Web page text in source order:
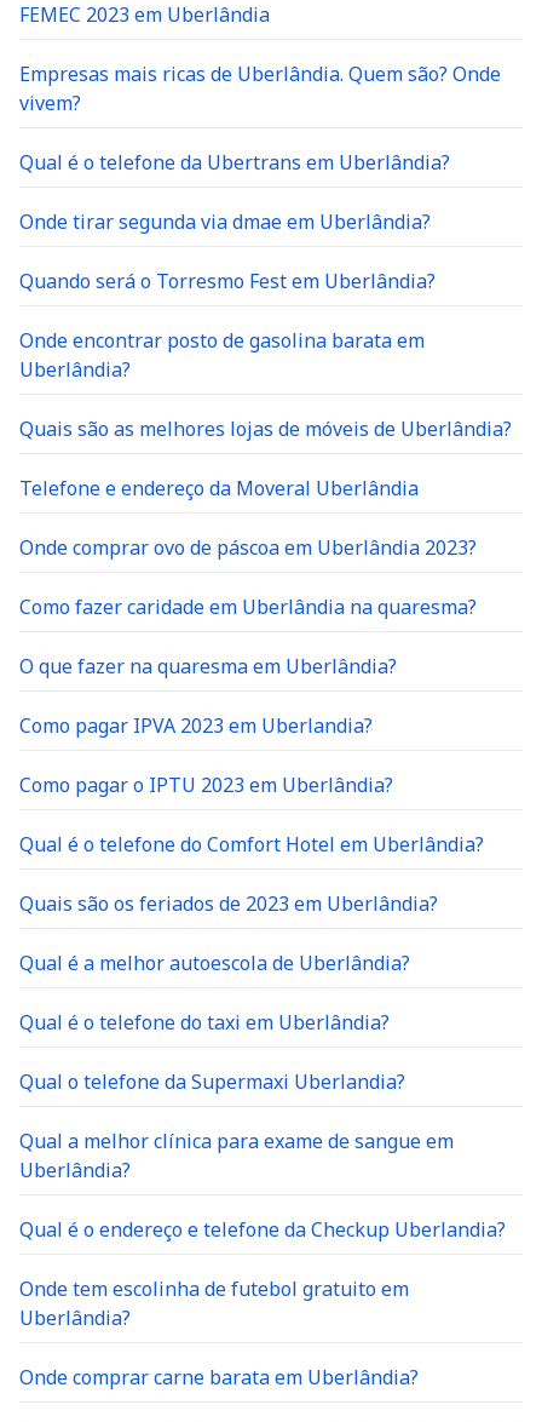
FEMEC 2023 em Uberlândia
Empresas mais ricas de Uberlândia. Quem são? Onde
vivem?
Qual é o telefone da Ubertrans em Uberlândia?
Onde tirar segunda via dmae em Uberlândia?
Quando será o Torresmo Fest em Uberlândia?
Onde encontrar posto de gasolina barata em
Uberlândia?
Quais são as melhores lojas de móveis de Uberlândia?
Telefone e endereço da Moveral Uberlândia
Onde comprar ovo de páscoa em Uberlândia 2023?
Como fazer caridade em Uberlândia na quaresma?
O que fazer na quaresma em Uberlândia?
Como pagar IPVA 2023 em Uberlandia?
Como pagar o IPTU 2023 em Uberlândia?
Qual é o telefone do Comfort Hotel em Uberlândia?
Quais são os feriados de 2023 em Uberlândia?
Qual é a melhor autoescola de Uberlândia?
Qual é o telefone do taxi em Uberlândia?
Qual o telefone da Supermaxi Uberlandia?
Qual a melhor clínica para exame de sangue em
Uberlândia?
Qual é o endereço e telefone da Checkup Uberlandia?
Onde tem escolinha de futebol gratuito em
Uberlândia?
Onde comprar carne barata em Uberlândia?